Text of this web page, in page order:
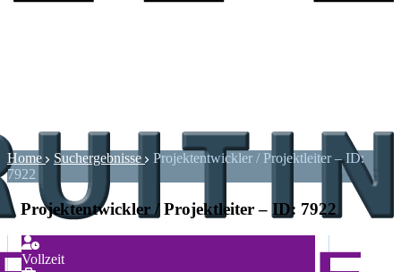
Home Suchergebnisse
Projektentwickler / Projektleiter – ID:
7922
Projektentwickler / Projektleiter – ID: 7922
Vollzeit